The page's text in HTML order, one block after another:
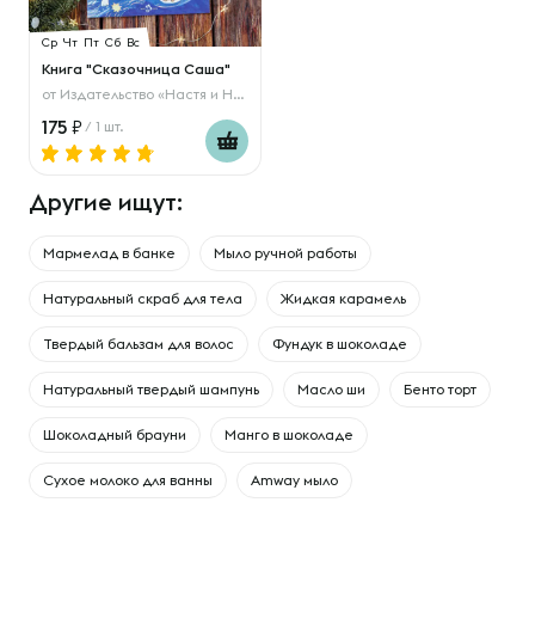
Ср Чт Пт Сб Вс
Книга "Сказочница Саша"
от Издательство «Настя и Никита»
175 / 1 шт.
Другие ищут:
Мармелад в банке Мыло ручной работы
Натуральный скраб для тела Жидкая карамель
Твердый бальзам для волос Фундук в шоколаде
Натуральный твердый шампунь Масло ши Бенто торт
Шоколадный брауни Манго в шоколаде
Сухое молоко для ванны Amway мыло